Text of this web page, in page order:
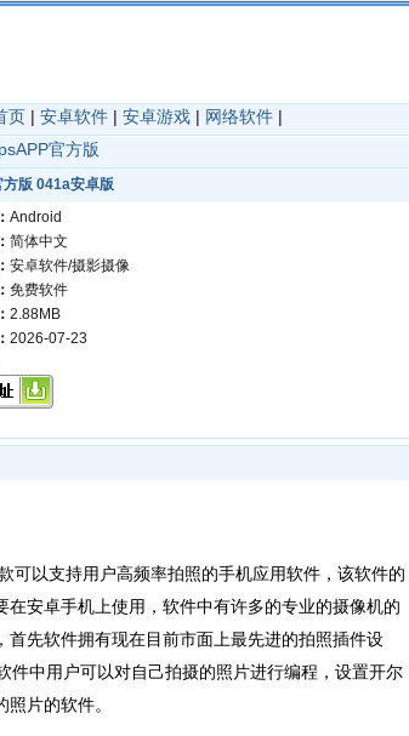
页 | 安卓软件 | 安卓游戏 | 网络软件 |
官方版
版 041a安卓版
Android
简体中文
安卓软件/摄影摄像
免费软件
2.88MB
2026-07-23
以支持用户高频率拍照的手机应用软件，该软件的
安卓手机上使用，软件中有许多的专业的摄像机的
先软件拥有现在目前市面上最先进的拍照插件设
中用户可以对自己拍摄的照片进行编程，设置开尔
片的软件。